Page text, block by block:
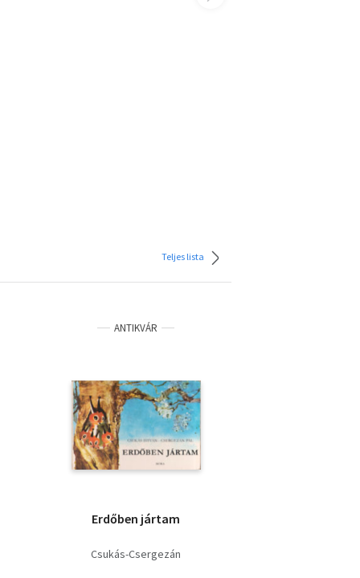
Teljes lista
ANTIKVÁR
Erdőben jártam
Csukás-Csergezán